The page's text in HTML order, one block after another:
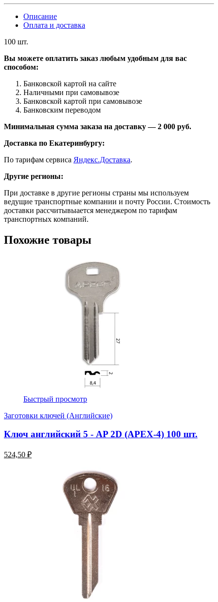
Описание
Оплата и доставка
100 шт.
Вы можете оплатить заказ любым удобным для вас
способом:
Банковской картой на сайте
Наличными при самовывозе
Банковской картой при самовывозе
Банковским переводом
Минимальная сумма заказа на доставку — 2 000 руб.
Доставка по Екатеринбургу:
По тарифам сервиса Яндекс.Доставка.
Другие регионы:
При доставке в другие регионы страны мы используем
ведущие транспортные компании и почту России. Стоимость
доставки рассчитывыается менеджером по тарифам
транспортных компаний.
Похожие товары
Быстрый просмотр
Заготовки ключей (Английские)
Ключ английский 5 - AP 2D (APEX-4) 100 шт.
524,50 ₽